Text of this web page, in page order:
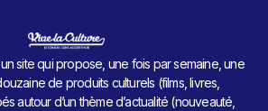
site qui propose, une fois par semaine, une
de produits culturels (films, livres,
autour d’un thème d’actualité (nouveauté,